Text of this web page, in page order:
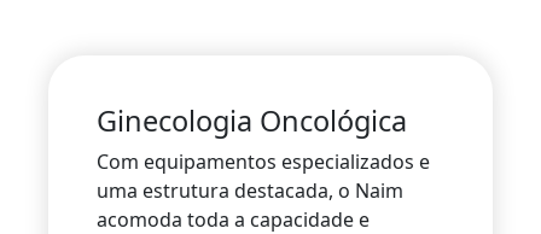
Ginecologia Oncológica
Com equipamentos especializados e
uma estrutura destacada, o Naim
acomoda toda a capacidade e